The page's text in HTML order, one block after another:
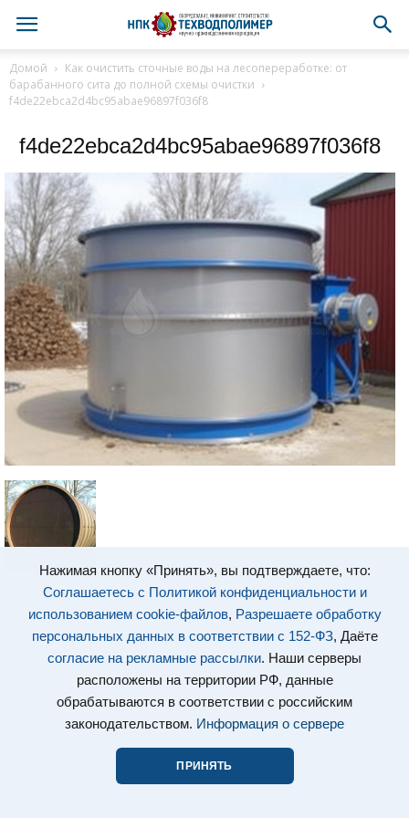
Нажимая кнопку «Принять», вы подтверждаете, что:
Соглашаетесь с Политикой конфиденциальности и
использованием cookie-файлов, Разрешаете обработку
персональных данных в соответствии с 152-ФЗ, Даёте
согласие на рекламные рассылки. Наши серверы
расположены на территории РФ, данные
обрабатываются в соответствии с российским
законодательством. Информация о сервере
ПРИНЯТЬ
Домой
Как очистить сточные воды на лесопереработке: от
барабанного сита до полной схемы очистки
f4de22ebca2d4bc95abae96897f036f8
f4de22ebca2d4bc95abae96897f036f8